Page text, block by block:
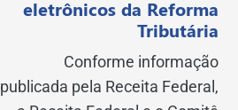
eletrônicos da Reforma
Tributária
Conforme informação
publicada pela Receita Federal,